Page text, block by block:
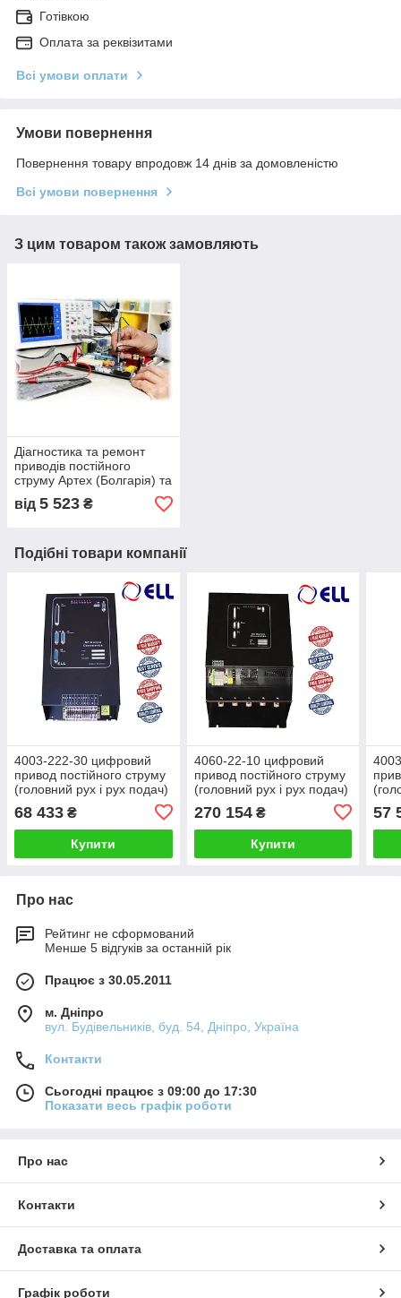
Готівкою
Оплата за реквізитами
Всі умови оплати
Умови повернення
Повернення товару впродовж 14 днів за домовленістю
Всі умови повернення
З цим товаром також замовляють
Діагностика та ремонт
приводів постійного
струму Артех (Болгарія) та
приводів ELL( Болгарія).
від 5 523 ₴
Подібні товари компанії
4003-222-30 цифровий
привод постійного струму
(головний рух і рух подач)
68 433 ₴
Купити
4060-22-10 цифровий
привод постійного струму
(головний рух і рух подач)
270 154₴
Купити
57
Про нас
Рейтинг не сформований
Менше 5 відгуків за останній рік
Працює з 30.05.2011
м. Дніпро
вул. Будівельників, буд. 54, Дніпро, Україна
Контакти
Сьогодні працює з 09:00 до 17:30
Показати весь графік роботи
Про нас
Контакти
Доставка та оплата
Графік роботи